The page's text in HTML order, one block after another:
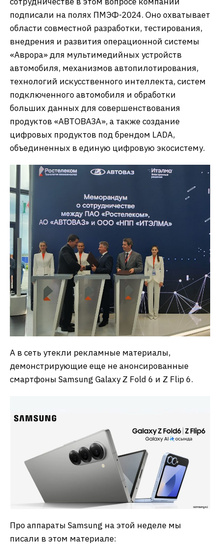
подписали на полях ПМЭФ-2024. Оно охватывает
области совместной разработки, тестирования,
внедрения и развития операционной системы
«Аврора» для мультимедийных устройств
автомобиля, механизмов автопилотирования,
технологий искусственного интеллекта, систем
подключенного автомобиля и обработки
больших данных для совершенствования
продуктов «АВТОВАЗА», а также создание
цифровых продуктов под брендом LADA,
объединенных в единую цифровую экосистему.
А в сеть утекли рекламные материалы,
демонстрирующие еще не анонсированные
смартфоны Samsung Galaxy Z Fold 6 и Z Flip 6.
Про аппараты Samsung на этой неделе мы
писали в этом материале: